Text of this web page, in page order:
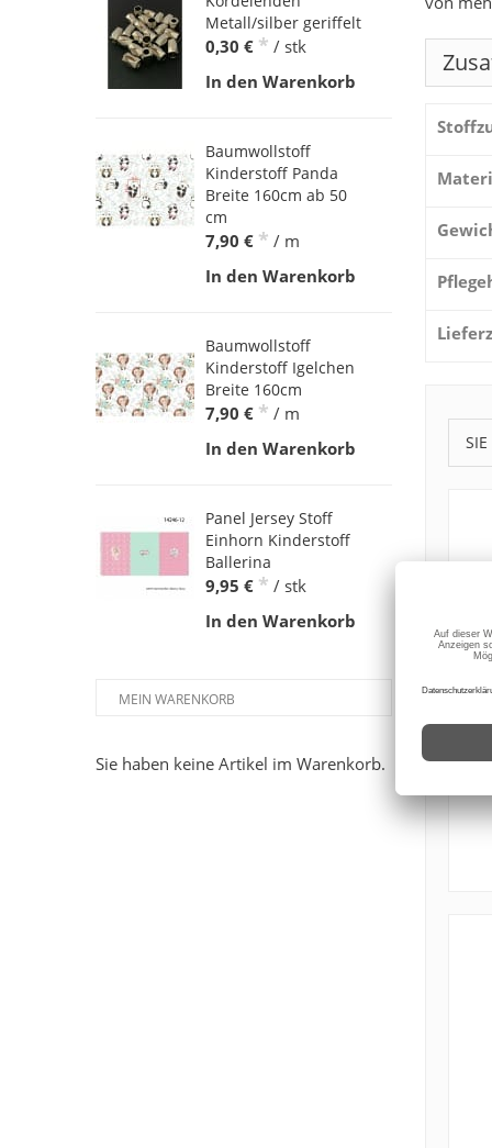
Metall/silber geriffelt
0,30 € * / stk
In den Warenkorb
Baumwollstoff
Kinderstoff Panda
Breite 160cm ab 50
cm
7,90 € * / m
In den Warenkorb
Baumwollstoff
Kinderstoff Igelchen
Breite 160cm
7,90 € * / m
In den Warenkorb
Panel Jersey Stoff
Einhorn Kinderstoff
Ballerina
9,95 € * / stk
In den Warenkorb
MEIN WARENKORB
Sie haben keine Artikel im Warenkorb.